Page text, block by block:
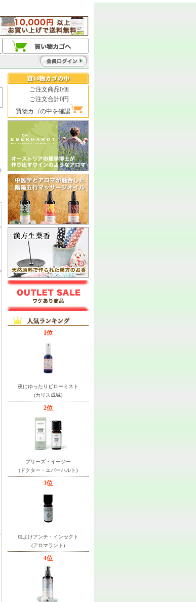
ご注文商品0個
ご注文合計0円
買物カゴの中を確認
1位
夜にゆったりピローミスト
(カリス成城)
2位
ブリーズ・イージー
(ドクター・エバーハルト)
3位
虫よけアンチ・インセクト
(アロマラント)
4位